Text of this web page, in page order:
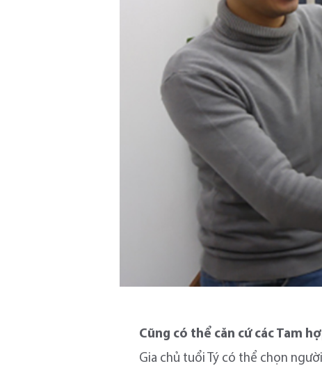
Cũng có thể căn cứ các Tam
Gia chủ tuổi Tý có thể chọn